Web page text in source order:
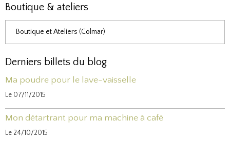
Boutique & ateliers
Boutique et Ateliers (Colmar)
Derniers billets du blog
Ma poudre pour le lave-vaisselle
Le 07/11/2015
Mon détartrant pour ma machine à café
Le 24/10/2015